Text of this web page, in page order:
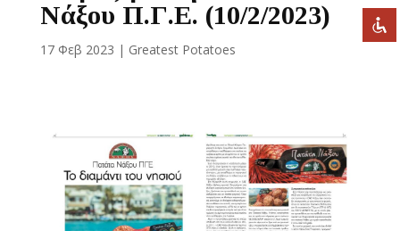
zoom_in Μεγέθυνση
Έντονη αντίθεση
Σκοτεινή αντίθεση
format_underlined Υπογράμμισε συνδέσμους
font_download Επισήμανση συνδέσμων
Νάξου Π.Γ.Ε. (10/2/2023)
17 Φεβ 2023 | Greatest Potatoes